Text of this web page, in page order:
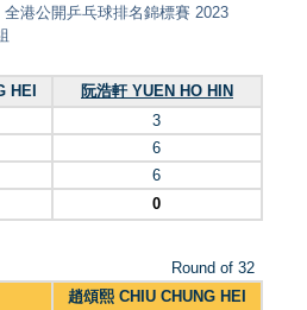
港公開乒乓球排名錦標賽 2023
HEI
阮浩軒 YUEN HO HIN
3
6
6
0
Round of 32
趙頌熙 CHIU CHUNG HEI